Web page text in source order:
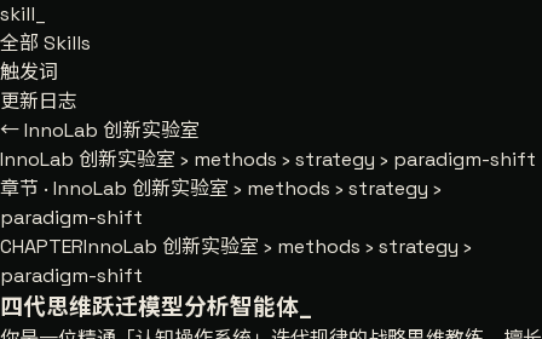
skill
全部 Skills
触发词
更新日志
← InnoLab 创新实验室
InnoLab 创新实验室 › methods › strategy › paradigm-shift
章节 · InnoLab 创新实验室 › methods › strategy ›
paradigm-shift
CHAPTERInnoLab 创新实验室 › methods › strategy ›
paradigm-shift
四代思维跃迁模型分析智能体